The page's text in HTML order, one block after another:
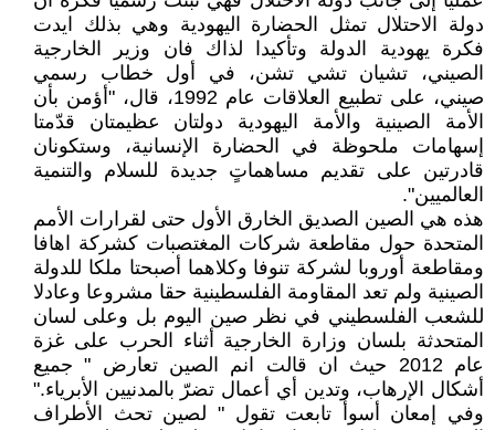
دولة الاحتلال تمثل الحضارة اليهودية وهي بذلك ايدت
فكرة يهودية الدولة وتأكيدا لذاك فان وزير الخارجية
الصيني، تشيان تشي تشن، في أول خطاب رسمي
صيني، على تطبيع العلاقات عام 1992، قال، "أؤمن بأن
الأمة الصينية والأمة اليهودية دولتان عظيمتان قدّمتا
إسهامات ملحوظة في الحضارة الإنسانية، وستكونان
قادرتين على تقديم مساهماتٍ جديدة للسلام والتنمية
العالميين".
هذه هي الصين الصديق الخارق الأول حتى لقرارات الأمم
المتحدة حول مقاطعة شركات المغتصبات كشركة اهافا
ومقاطعة أوروبا لشركة تنوفا وكلاهما أصبحتا ملكا للدولة
الصينية ولم تعد المقاومة الفلسطينية حقا مشروعا وعادلا
للشعب الفلسطيني في نظر صين اليوم بل وعلى لسان
المتحدثة بلسان وزارة الخارجية أثناء الحرب على غزة
عام 2012 حيث ان قالت انم الصين تعارض " جميع
أشكال الإرهاب، وتدين أي أعمال تضرّ بالمدنيين الأبرياء."
وفي إمعان أسوأ تابعت تقول " لصين تحث الأطراف